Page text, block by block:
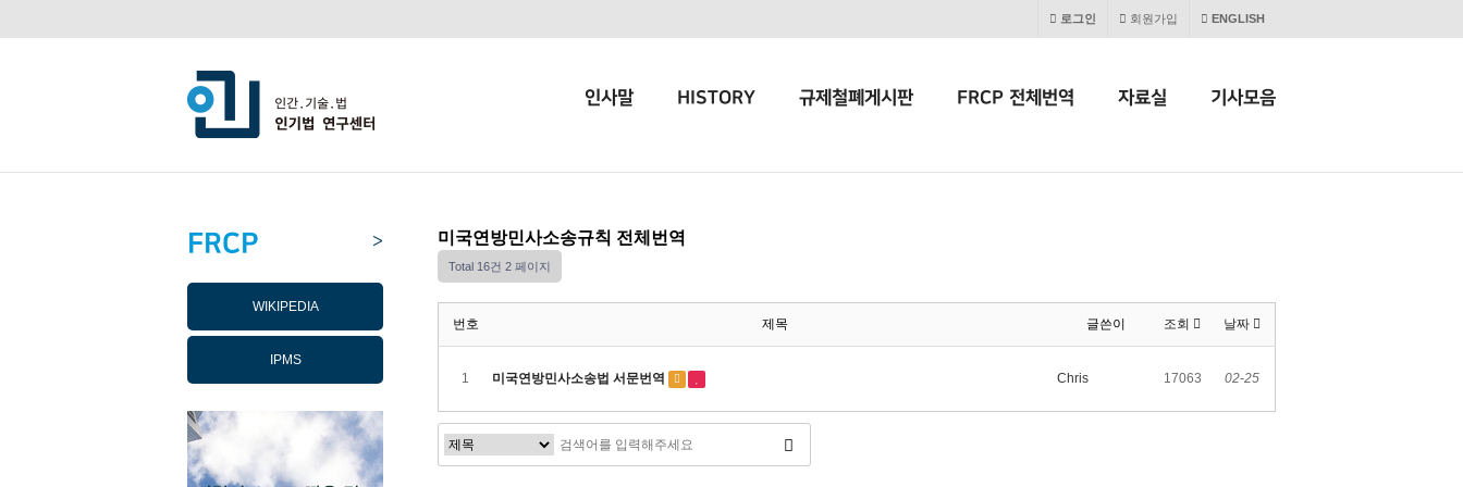
ENGLISH
회원가입
로그인
인사말 HISTORY 규제철폐게시판 FRCP 전체번역 자료실 기사모음
미국연방민사소송규칙 전체번역
Total 16건 2 페이지
번호 제목 글쓴이 조회 날짜
1 미국연방민사소송법 서문번역 Chris 17063 02-25
FRCP >
WIKIPEDIA
IPMS